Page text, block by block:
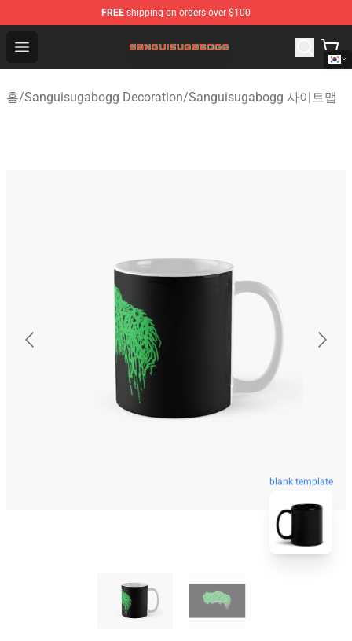
FREE shipping on orders over $100
Open menu
Sanguisugabogg Store - Official Sanguisugabogg
홈/Sanguisugabogg Decoration/Sanguisugabogg 사이트맵
blank template